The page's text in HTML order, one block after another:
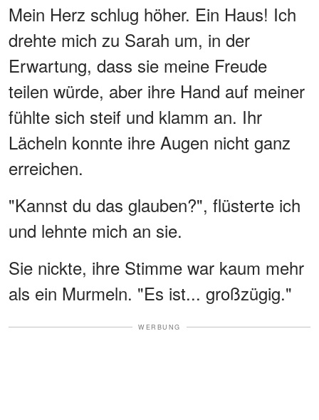
Mein Herz schlug höher. Ein Haus! Ich
drehte mich zu Sarah um, in der
Erwartung, dass sie meine Freude
teilen würde, aber ihre Hand auf meiner
fühlte sich steif und klamm an. Ihr
Lächeln konnte ihre Augen nicht ganz
erreichen.
"Kannst du das glauben?", flüsterte ich
und lehnte mich an sie.
Sie nickte, ihre Stimme war kaum mehr
als ein Murmeln. "Es ist... großzügig."
WERBUNG